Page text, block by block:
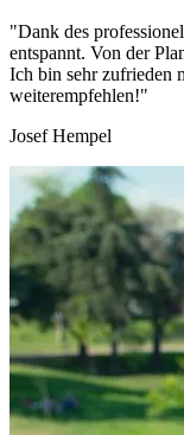
"Dank des
entspannt. Von der
Ich bin sehr zufrieden
weiterempfehlen!"
Josef Hempel